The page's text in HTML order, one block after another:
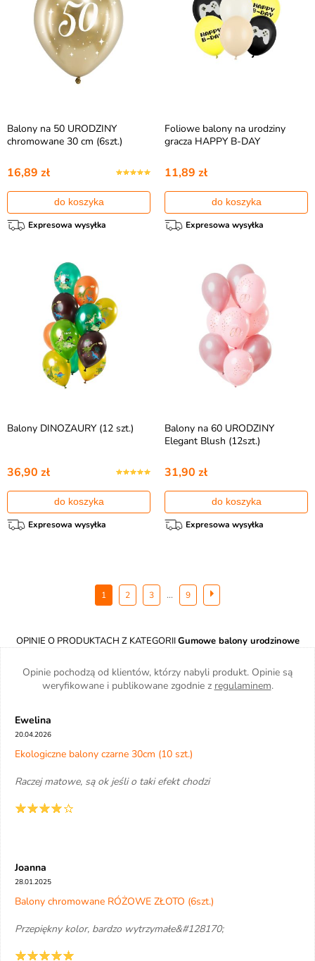
Balony na 50 URODZINY
chromowane 30 cm (6szt.)
16,89 zł
do koszyka
Expresowa wysyłka
Foliowe balony na urodziny
gracza HAPPY B-DAY
11,89 zł
do koszyka
Expresowa wysyłka
Balony DINOZAURY (12 szt.)
36,90 zł
do koszyka
Expresowa wysyłka
Balony na 60 URODZINY
Elegant Blush (12szt.)
31,90 zł
do koszyka
Expresowa wysyłka
1 2 3 ... 9
OPINIE O PRODUKTACH Z KATEGORIIGumowe balony urodzinowe
Opinie pochodzą od klientów, którzy nabyli produkt. Opinie są
weryfikowane i publikowane zgodnie z regulaminem.
Ewelina
20.04.2026
Ekologiczne balony czarne 30cm (10 szt.)
Raczej matowe, są ok jeśli o taki efekt chodzi
Joanna
28.01.2025
Balony chromowane RÓŻOWE ZŁOTO (6szt.)
Przepiękny kolor, bardzo wytrzymałe&#128170;